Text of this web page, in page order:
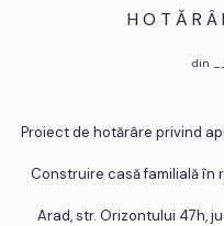
H O T Ă R
din
Proiect de hotărâre privind
Construire casă familială în
Arad, str. Orizontului 47h,